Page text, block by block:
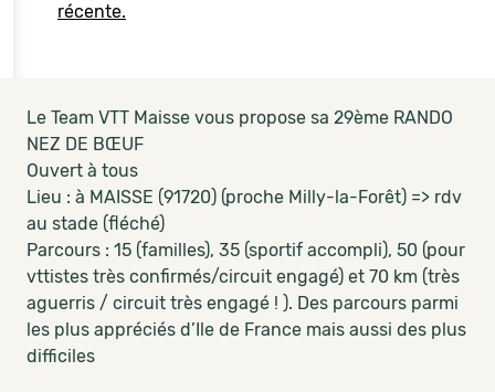
récente.
Le Team VTT Maisse vous propose sa 29ème RANDO
NEZ DE BŒUF
Ouvert à tous
Lieu : à MAISSE (91720) (proche Milly-la-Forêt) => rdv
au stade (fléché)
Parcours : 15 (familles), 35 (sportif accompli), 50 (pour
vttistes très confirmés/circuit engagé) et 70 km (très
aguerris / circuit très engagé ! ). Des parcours parmi
les plus appréciés d’Ile de France mais aussi des plus
difficiles